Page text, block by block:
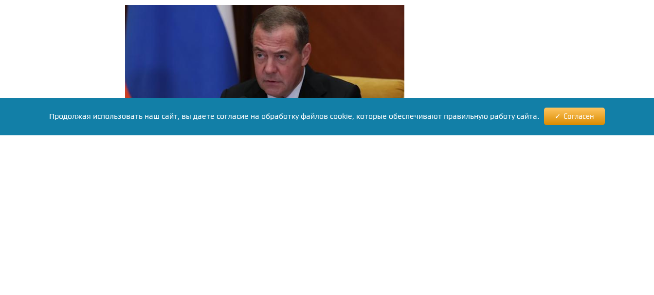
Продолжая использовать наш сайт, вы даете согласие на обработку файлов cookie, которые обеспечивают правильную работу сайта. Согласен